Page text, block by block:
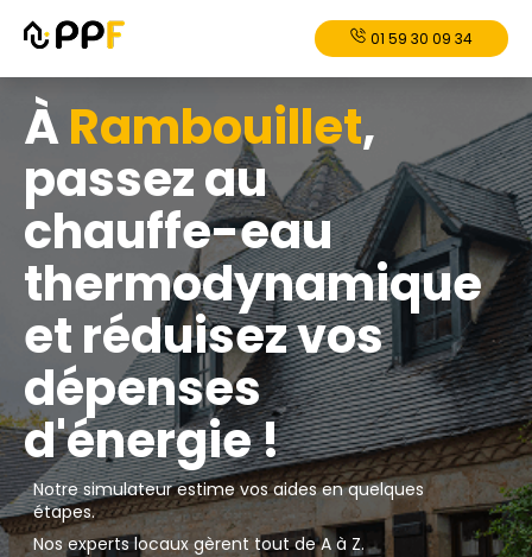
01 59 30 09 34
ÀRambouillet,
passez au
chauffe-eau
thermodynamique
et réduisez vos
dépenses
d'énergie !
Notre simulateur estime vos aides en quelques
étapes.
Nos experts locaux gèrent tout de A à Z.